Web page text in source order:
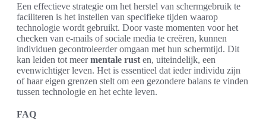
Een effectieve strategie om het herstel van schermgebruik te
faciliteren is het instellen van specifieke tijden waarop
technologie wordt gebruikt. Door vaste momenten voor het
checken van e-mails of sociale media te creëren, kunnen
individuen gecontroleerder omgaan met hun schermtijd. Dit
kan leiden tot meermentale rust en, uiteindelijk, een
evenwichtiger leven. Het is essentieel dat ieder individu zijn
of haar eigen grenzen stelt om een gezondere balans te vinden
tussen technologie en het echte leven.
FAQ